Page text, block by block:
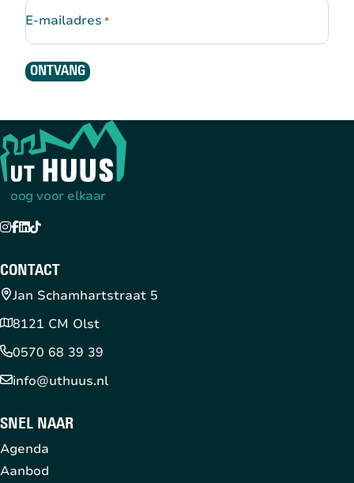
E-mailadres *
ONTVANG
Terug naar de startpagina
oog voor elkaar
Instagram
Facebook
LinkedIn
TikTok
YouTube
CONTACT
Jan Schamhartstraat 5
8121 CM Olst
0570 68 39 39
info@uthuus.nl
SNEL NAAR
Agenda
Aanbod